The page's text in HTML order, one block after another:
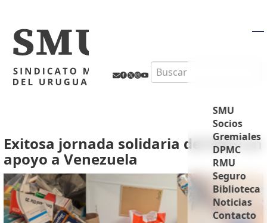
Search
SMU
Socios
Gremiales
DPMC
RMU
Seguro
Biblioteca
Noticias
Contacto
Exitosa jornada solidaria del SMU en
apoyo a Venezuela